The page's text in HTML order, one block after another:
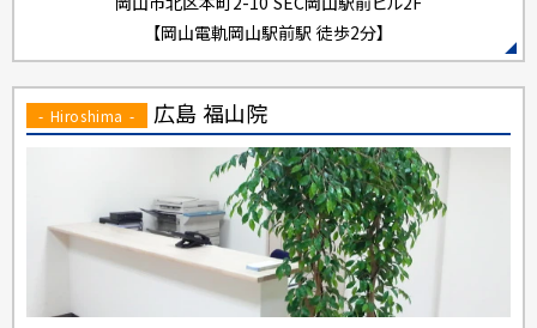
【岡山電軌岡山駅前駅 徒歩2分】
- Hiroshima - 広島 福山院